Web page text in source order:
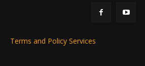
Terms and Policy Services